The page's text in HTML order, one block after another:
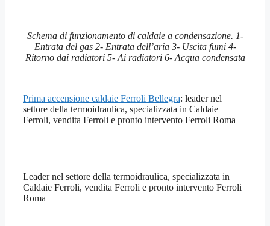
Schema di funzionamento di caldaie a condensazione. 1-
Entrata del gas 2- Entrata dell’aria 3- Uscita fumi 4-
Ritorno dai radiatori 5- Ai radiatori 6- Acqua condensata
Prima accensione caldaie Ferroli Bellegra: leader nel
settore della termoidraulica, specializzata in Caldaie
Ferroli, vendita Ferroli e pronto intervento Ferroli Roma
Leader nel settore della termoidraulica, specializzata in
Caldaie Ferroli, vendita Ferroli e pronto intervento Ferroli
Roma